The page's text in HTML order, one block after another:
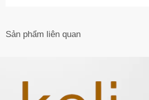
Sản phẩm liên quan